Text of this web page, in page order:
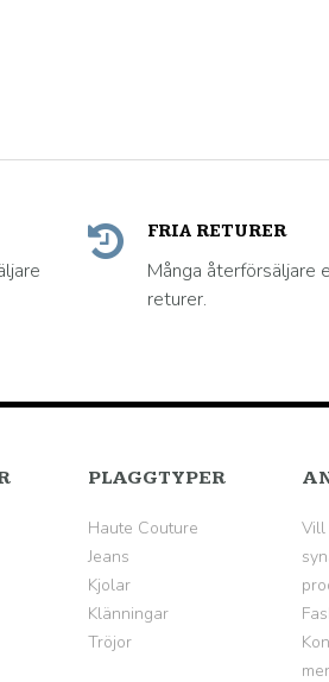
FRIA RETURER
Många återförsäljare
returer.
PLAGGTYPER
Haute Couture
Jeans
Kjolar
Klänningar
Tröjor
Vill